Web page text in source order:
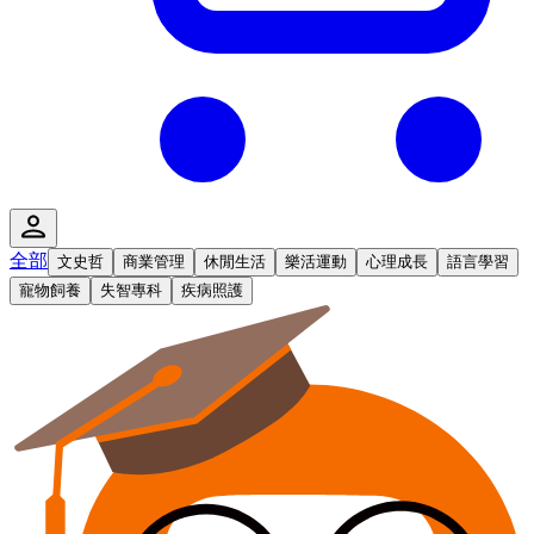
全部 文史哲 商業管理 休閒生活 樂活運動 心理成長
語言學習
寵物飼養
失智專科 疾病照護